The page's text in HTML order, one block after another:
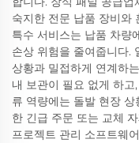
숙지한 전문 납품 장비와
특수 서비스는 납품 차량
손상 위험을 줄여줍니다.
상황과 밀접하게 연계하
내 보관이 필요 없게 하
류 역량에는 돌발 현장
한 긴급 주문 또는 교체
프로젝트 관리 소프트웨